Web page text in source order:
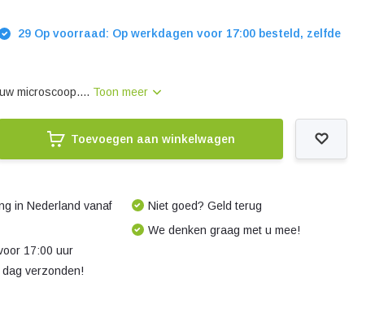
29 Op voorraad: Op werkdagen voor 17:00 besteld, zelfde
microscoop.... Toon meer
Toevoegen aan winkelwagen
in Nederland vanaf
17:00 uur
verzonden!
Niet goed? Geld terug
We denken graag met u mee!